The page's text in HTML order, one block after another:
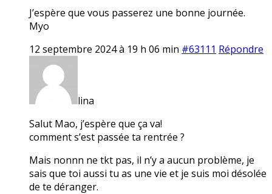
J’espère que vous passerez une bonne journée.
Myo
12 septembre 2024 à 19 h 06 min #63111 Répondre
lina
Salut Mao, j’espère que ça va!
comment s’est passée ta rentrée ?
Mais nonnn ne tkt pas, il n’y a aucun problème, je
sais que toi aussi tu as une vie et je suis moi désolée
de te déranger.